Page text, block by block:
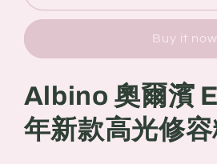
奧
25
年
新
奧
25
年
新
Buy it now
Albino 奧爾濱
年新款高光修